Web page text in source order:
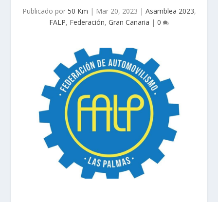
Publicado por 50 Km | Mar 20, 2023 | Asamblea 2023,
FALP, Federación, Gran Canaria | 0